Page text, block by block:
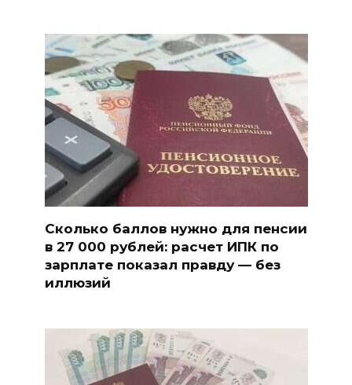
Сколько баллов нужно для пенсии
в 27 000 рублей: расчет ИПК по
зарплате показал правду — без
иллюзий